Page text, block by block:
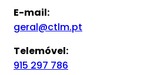
E-mail:
geral@ctlm.pt
Telemóvel:
915 297 786